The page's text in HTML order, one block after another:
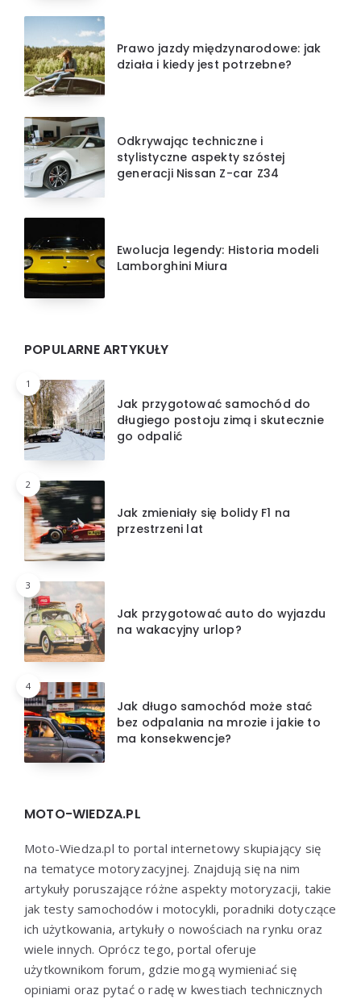
Prawo jazdy międzynarodowe: jak
działa i kiedy jest potrzebne?
Odkrywając techniczne i
stylistyczne aspekty szóstej
generacji Nissan Z-car Z34
Ewolucja legendy: Historia modeli
Lamborghini Miura
POPULARNE ARTYKUŁY
1
Jak przygotować samochód do
długiego postoju zimą i skutecznie
go odpalić
2
Jak zmieniały się bolidy F1 na
przestrzeni lat
3
Jak przygotować auto do wyjazdu
na wakacyjny urlop?
4
Jak długo samochód może stać
bez odpalania na mrozie i jakie to
ma konsekwencje?
MOTO-WIEDZA.PL
Moto-Wiedza.pl to portal internetowy skupiający się
na tematyce motoryzacyjnej. Znajdują się na nim
artykuły poruszające różne aspekty motoryzacji, takie
jak testy samochodów i motocykli, poradniki dotyczące
ich użytkowania, artykuły o nowościach na rynku oraz
wiele innych. Oprócz tego, portal oferuje
użytkownikom forum, gdzie mogą wymieniać się
opiniami oraz pytać o radę w kwestiach technicznych